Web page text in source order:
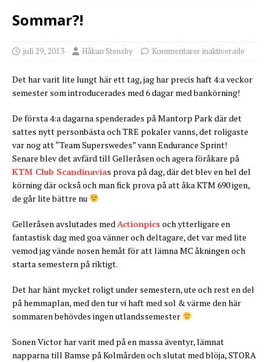
Sommar?!
juli 29, 2013 Håkan Stensby Kommentarer inaktiverade
Det har varit lite lungt här ett tag, jag har precis haft 4:a veckor
semester som introducerades med 6 dagar med bankörning!
De första 4:a dagarna spenderades på Mantorp Park där det
sattes nytt personbästa och TRE pokaler vanns, det roligaste
var nog att “Team Superswedes” vann Endurance Sprint!
Senare blev det avfärd till Gelleråsen och agera föråkare på
KTM Club Scandinavias prova på dag, där det blev en hel del
körning där också och man fick prova på att åka KTM 690 igen,
de går lite bättre nu
Gelleråsen avslutades medActionpics och ytterligare en
fantastisk dag med goa vänner och deltagare, det var med lite
vemod jag vände nosen hemåt för att lämna MC åkningen och
starta semestern på riktigt.
Det har hänt mycket roligt under semestern, ute och rest en del
på hemmaplan, med den tur vi haft med sol & värme den här
sommaren behövdes ingen utlandssemester
Sonen Victor har varit med på en massa äventyr, lämnat
napparna till Bamse på Kolmården och slutat med blöja, STORA